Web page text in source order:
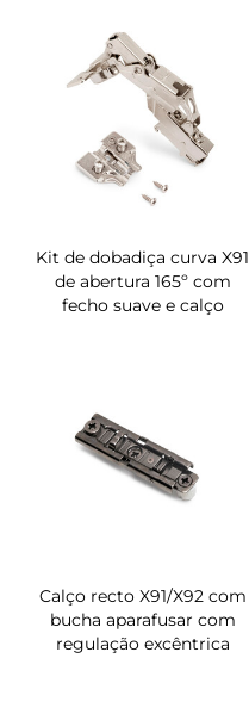
Kit de dobadiça curva X91
de abertura 165º com
fecho suave e calço
Calço recto X91/X92 com
bucha aparafusar com
regulação excêntrica